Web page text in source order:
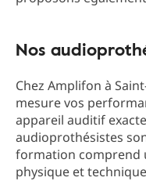
Nos
Chez Amplifon à
mesure vos
appareil auditif
audioprothésistes
formation comprend
physique et